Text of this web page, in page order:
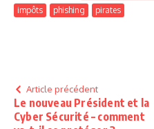
impôts
phishing pirates
Article précédent
Le nouveau Président et la
Cyber Sécurité – comment